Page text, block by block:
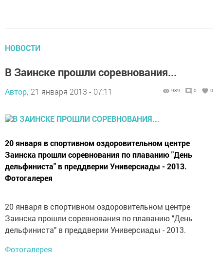
НОВОСТИ
В Заинске прошли соревнования...
Автор, 21 января 2013 - 07:11 989 0 0
20 января в спортивном оздоровительном центре
Заинска прошли соревнования по плаванию "День
дельфиниста" в преддверии Универсиады - 2013.
Фотогалерея
20 января в спортивном оздоровительном центре
Заинска прошли соревнования по плаванию "День
дельфиниста" в преддверии Универсиады - 2013.
Фотогалерея